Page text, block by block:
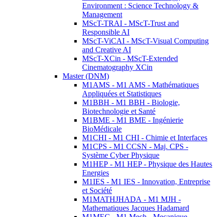
Environment : Science Technology &
Management
MScT-TRAI - MScT-Trust and
Responsible AI
MScT-ViCAI - MScT-Visual Computing
and Creative AI
MScT-XCin - MScT-Extended
Cinematography XCin
Master (DNM)
M1AMS - M1 AMS - Mathématiques
Appliquées et Statistiques
M1BBH - M1 BBH - Biologie,
Biotechnologie et Santé
M1BME - M1 BME - Ingénierie
BioMédicale
M1CHI - M1 CHI - Chimie et Interfaces
M1CPS - M1 CCSN - Maj. CPS -
Système Cyber Physique
M1HEP - M1 HEP - Physique des Hautes
Energies
M1IES - M1 IES - Innovation, Entreprise
et Société
M1MATHJHADA - M1 MJH -
Mathematiques Jacques Hadamard